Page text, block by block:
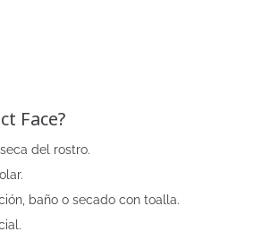
Face?
del rostro.
baño o secado con toalla.